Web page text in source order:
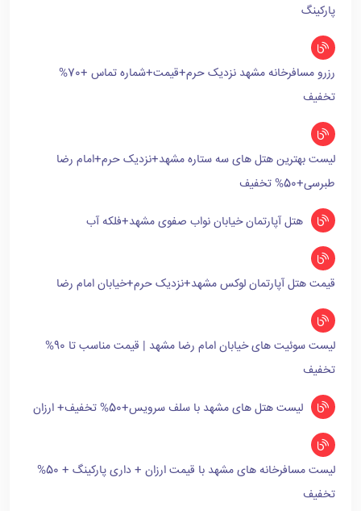
پارکینگ
رزرو مسافرخانه مشهد نزدیک حرم+قیمت+شماره تماس +70%
تخفیف
لیست بهترین هتل های سه ستاره مشهد+نزدیک حرم+امام رضا
طبرسی+50% تخفیف
هتل آپارتمان خیابان نواب صفوی مشهد+فلکه آب
قیمت هتل آپارتمان لوکس مشهد+نزدیک حرم+خیابان امام رضا
لیست سوئیت های خیابان امام رضا مشهد | قیمت مناسب تا 90%
تخفیف
لیست هتل های مشهد با سلف سرویس+50% تخفیف+ ارزان
لیست مسافرخانه های مشهد با قیمت ارزان + داری پارکینگ + 50%
تخفیف